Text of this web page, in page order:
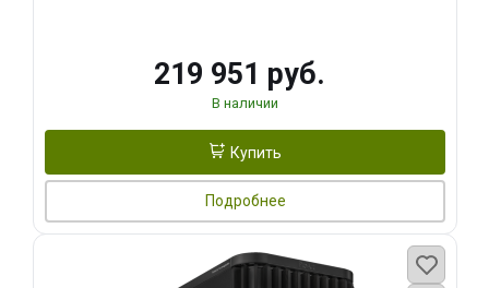
219 951 руб.
В наличии
Купить
Подробнее